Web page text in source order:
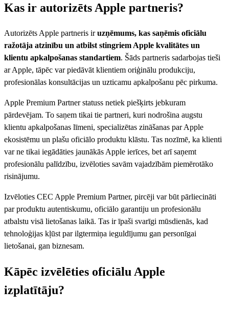
Kas ir autorizēts Apple partneris?
Autorizēts Apple partneris iruzņēmums, kas saņēmis oficiālu
ražotāja atzinību un atbilst stingriem Apple kvalitātes un
klientu apkalpošanas standartiem. Šāds partneris sadarbojas tieši
ar Apple, tāpēc var piedāvāt klientiem oriģinālu produkciju,
profesionālas konsultācijas un uzticamu apkalpošanu pēc pirkuma.
Apple Premium Partner statuss netiek piešķirts jebkuram
pārdevējam. To saņem tikai tie partneri, kuri nodrošina augstu
klientu apkalpošanas līmeni, specializētas zināšanas par Apple
ekosistēmu un plašu oficiālo produktu klāstu. Tas nozīmē, ka klienti
var ne tikai iegādāties jaunākās Apple ierīces, bet arī saņemt
profesionālu palīdzību, izvēloties savām vajadzībām piemērotāko
risinājumu.
Izvēloties CEC Apple Premium Partner, pircēji var būt pārliecināti
par produktu autentiskumu, oficiālo garantiju un profesionālu
atbalstu visā lietošanas laikā. Tas ir īpaši svarīgi mūsdienās, kad
tehnoloģijas kļūst par ilgtermiņa ieguldījumu gan personīgai
lietošanai, gan biznesam.
Kāpēc izvēlēties oficiālu Apple
izplatītāju?